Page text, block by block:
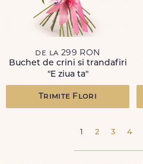
de la 299 RON
Buchet de crini si trandafiri
"E ziua ta"
Trimite Flori
1 2 3 4